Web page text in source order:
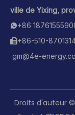
ville de Yixing,
+86
+86-510-
gm@4e-
Droits d'auteur ©